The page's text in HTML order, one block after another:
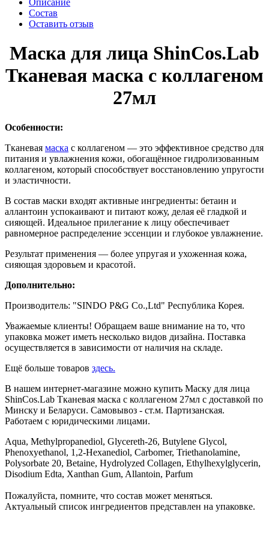
Описание
Состав
Оставить отзыв
Маска для лица ShinCos.Lab
Тканевая маска с коллагеном
27мл
Особенности:
Тканевая маска с коллагеном — это эффективное средство для
питания и увлажнения кожи, обогащённое гидролизованным
коллагеном, который способствует восстановлению упругости
и эластичности.
В состав маски входят активные ингредиенты: бетаин и
аллантоин успокаивают и питают кожу, делая её гладкой и
сияющей. Идеальное прилегание к лицу обеспечивает
равномерное распределение эссенции и глубокое увлажнение.
Результат применения — более упругая и ухоженная кожа,
сияющая здоровьем и красотой.
Дополнительно:
Производитель: "SINDO P&G Co.,Ltd" Республика Корея.
Уважаемые клиенты! Обращаем ваше внимание на то, что
упаковка может иметь несколько видов дизайна. Поставка
осуществляется в зависимости от наличия на складе.
Ещё больше товаров здесь.
В нашем интернет-магазине можно купить Маску для лица
ShinCos.Lab Тканевая маска с коллагеном 27мл с доставкой по
Минску и Беларуси. Самовывоз - ст.м. Партизанская.
Работаем с юридическими лицами.
Aqua, Methylpropanediol, Glycereth-26, Butylene Glycol,
Phenoxyethanol, 1,2-Hexanediol, Carbomer, Triethanolamine,
Polysorbate 20, Betaine, Hydrolyzed Collagen, Ethylhexylglycerin,
Disodium Edta, Xanthan Gum, Allantoin, Parfum
Пожалуйста, помните, что состав может меняться.
Актуальный список ингредиентов представлен на упаковке.